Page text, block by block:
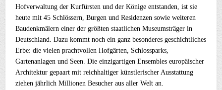
Hofverwaltung der Kurfürsten und der Könige entstanden, ist sie
heute mit 45 Schlössern, Burgen und Residenzen sowie weiteren
Baudenkmälern einer der größten staatlichen Museumsträger in
Deutschland. Dazu kommt noch ein ganz besonderes geschichtliches
Erbe: die vielen prachtvollen Hofgärten, Schlossparks,
Gartenanlagen und Seen. Die einzigartigen Ensembles europäischer
Architektur gepaart mit reichhaltiger künstlerischer Ausstattung
ziehen jährlich Millionen Besucher aus aller Welt an.